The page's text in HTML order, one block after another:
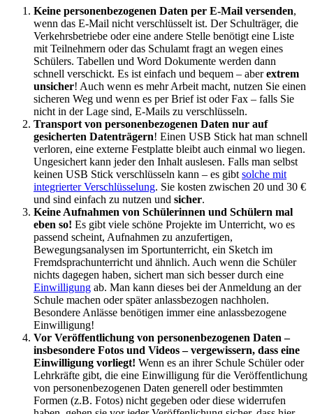
Keine personenbezogenen Daten per E-Mail versenden,
wenn das E-Mail nicht verschlüsselt ist. Der Schulträger, die
Verkehrsbetriebe oder eine andere Stelle benötigt eine Liste
mit Teilnehmern oder das Schulamt fragt an wegen eines
Schülers. Tabellen und Word Dokumente werden dann
schnell verschickt. Es ist einfach und bequem – aberextrem
unsicher! Auch wenn es mehr Arbeit macht, nutzen Sie einen
sicheren Weg und wenn es per Brief ist oder Fax – falls Sie
nicht in der Lage sind, E-Mails zu verschlüsseln.
Transport von personenbezogenen Daten nur auf
gesicherten Datenträgern! Einen USB Stick hat man schnell
verloren, eine externe Festplatte bleibt auch einmal wo liegen.
Ungesichert kann jeder den Inhalt auslesen. Falls man selbst
keinen USB Stick verschlüsseln kann – es gibt solche mit
integrierter Verschlüsselung. Sie kosten zwischen 20 und 30 €
und sind einfach zu nutzen und sicher.
Keine Aufnahmen von Schülerinnen und Schülern mal
eben so! Es gibt viele schöne Projekte im Unterricht, wo es
passend scheint, Aufnahmen zu anzufertigen,
Bewegungsanalysen im Sportunterricht, ein Sketch im
Fremdsprachunterricht und ähnlich. Auch wenn die Schüler
nichts dagegen haben, sichert man sich besser durch eine
Einwilligung ab. Man kann dieses bei der Anmeldung an der
Schule machen oder später anlassbezogen nachholen.
Besondere Anlässe benötigen immer eine anlassbezogene
Einwilligung!
Vor Veröffentlichung von personenbezogenen Daten –
insbesondere Fotos und Videos– vergewissern, dass eine
Einwilligung vorliegt! Wenn es an ihrer Schule Schüler oder
Lehrkräfte gibt, die eine Einwilligung für die Veröffentlichung
von personenbezogenen Daten generell oder bestimmten
Formen (z.B. Fotos) nicht gegeben oder diese widerrufen